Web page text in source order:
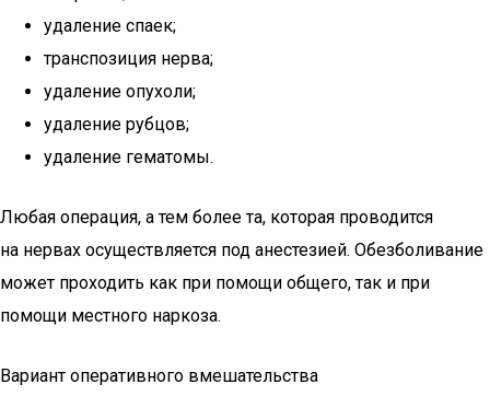
удаление спаек;
транспозиция нерва;
удаление опухоли;
удаление рубцов;
удаление гематомы.
Любая операция, а тем более та, которая проводится
на нервах осуществляется под анестезией. Обезболивание
может проходить как при помощи общего, так и при
помощи местного наркоза.
Вариант оперативного вмешательства